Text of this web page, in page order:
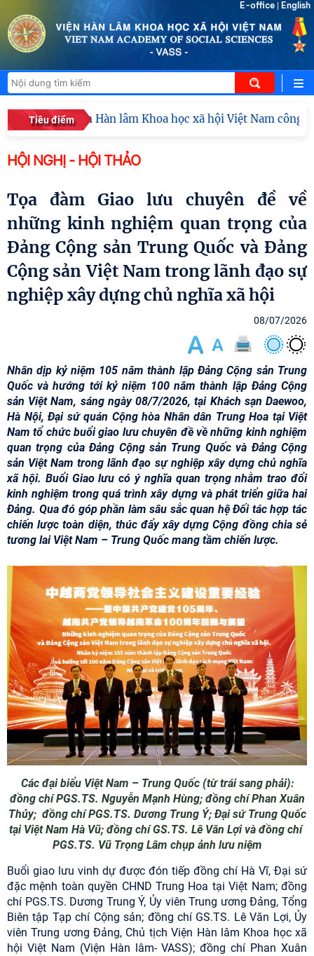
E-office English
Tiêu điểmViện Hàn lâm Khoa học xã hội Việt Nam công bố
HỘI NGHỊ - HỘI THẢO
Tọa đàm Giao lưu chuyên đề về
những kinh nghiệm quan trọng của
Đảng Cộng sản Trung Quốc và Đảng
Cộng sản Việt Nam trong lãnh đạo sự
nghiệp xây dựng chủ nghĩa xã hội
08/07/2026
Nhân dịp kỷ niệm 105 năm thành lập Đảng Cộng sản Trung
Quốc và hướng tới kỷ niệm 100 năm thành lập Đảng Cộng
sản Việt Nam, sáng ngày 08/7/2026, tại Khách sạn Daewoo,
Hà Nội, Đại sứ quán Cộng hòa Nhân dân Trung Hoa tại Việt
Nam tổ chức buổi giao lưu chuyên đề về những kinh nghiệm
quan trọng của Đảng Cộng sản Trung Quốc và Đảng Cộng
sản Việt Nam trong lãnh đạo sự nghiệp xây dựng chủ nghĩa
xã hội. Buổi Giao lưu có ý nghĩa quan trọng nhằm trao đổi
kinh nghiệm trong quá trình xây dựng và phát triển giữa hai
Đảng. Qua đó góp phần làm sâu sắc quan hệ Đối tác hợp tác
chiến lược toàn diện, thúc đẩy xây dựng Cộng đồng chia sẻ
tương lai Việt Nam – Trung Quốc mang tầm chiến lược.
Các đại biểu Việt Nam – Trung Quốc (từ trái sang phải):
đồng chí PGS.TS. Nguyễn Mạnh Hùng; đồng chí Phan Xuân
Thủy; đồng chí PGS.TS. Dương Trung Ý; Đại sứ Trung Quốc
tại Việt Nam Hà Vũ; đồng chí GS.TS. Lê Văn Lợi và đồng chí
PGS.TS. Vũ Trọng Lâm chụp ảnh lưu niệm
Buổi giao lưu vinh dự được đón tiếp đồng chí Hà Vĩ, Đại sứ
đặc mệnh toàn quyền CHND Trung Hoa tại Việt Nam; đồng
chí PGS.TS. Dương Trung Ý, Ủy viên Trung ương Đảng, Tổng
Biên tập Tạp chí Cộng sản; đồng chí GS.TS. Lê Văn Lợi, Ủy
viên Trung ương Đảng, Chủ tịch Viện Hàn lâm Khoa học xã
hội Việt Nam (Viện Hàn lâm- VASS); đồng chí Phan Xuân